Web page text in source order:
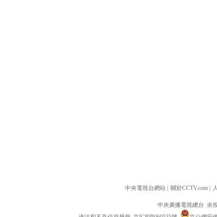
中央電視台網站 關於CCTV.com
中央廣播電視總台 央